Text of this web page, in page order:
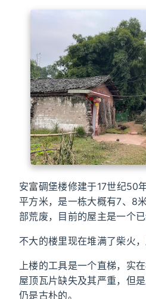
安富碉堡楼修建于17世纪50
平方米，是一栋大概有7、8
部荒废，目前的屋主是一个
不大的楼里现在堆满了柴火
上楼的工具是一个直梯，实
屋顶瓦片缺失及其严重，但
仍是古朴的。